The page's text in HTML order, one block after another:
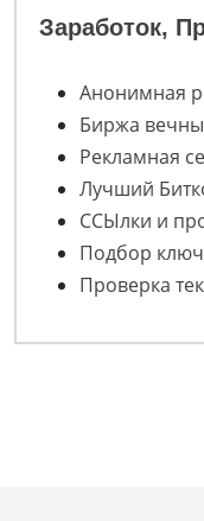
Заработок,
Анонимная
Биржа
Рекламная
Лучший
ССЫлки и
Подбор
Проверка